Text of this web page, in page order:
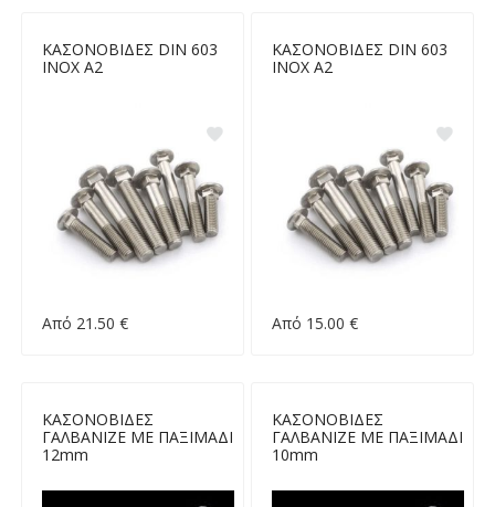
ΚΑΣΟΝΟΒΙΔΕΣ DIN 603
INOX A2
Από 21.50 €
ΚΑΣΟΝΟΒΙΔΕΣ DIN 603
INOX A2
Από 15.00 €
ΚΑΣΟΝΟΒΙΔΕΣ
ΓΑΛΒΑΝΙΖΕ ΜΕ ΠΑΞΙΜΑΔΙ
12mm
ΚΑΣΟΝΟΒΙΔΕΣ
ΓΑΛΒΑΝΙΖΕ ΜΕ ΠΑΞΙΜΑΔΙ
10mm